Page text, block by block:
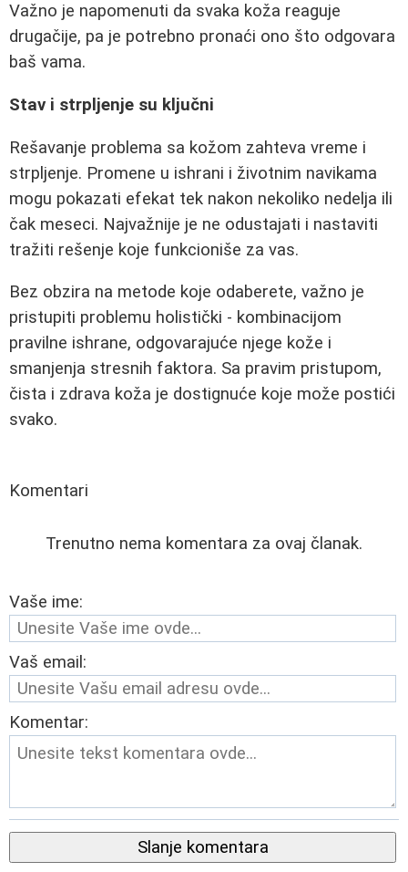
Važno je napomenuti da svaka koža reaguje
drugačije, pa je potrebno pronaći ono što odgovara
baš vama.
Stav i strpljenje su ključni
Rešavanje problema sa kožom zahteva vreme i
strpljenje. Promene u ishrani i životnim navikama
mogu pokazati efekat tek nakon nekoliko nedelja ili
čak meseci. Najvažnije je ne odustajati i nastaviti
tražiti rešenje koje funkcioniše za vas.
Bez obzira na metode koje odaberete, važno je
pristupiti problemu holistički - kombinacijom
pravilne ishrane, odgovarajuće njege kože i
smanjenja stresnih faktora. Sa pravim pristupom,
čista i zdrava koža je dostignuće koje može postići
svako.
Komentari
Trenutno nema komentara za ovaj članak.
Vaše ime:
Vaš email:
Komentar:
Slanje komentara